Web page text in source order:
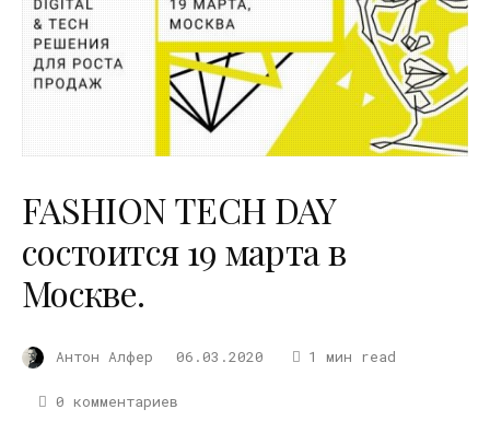
FASHION TECH DAY
состоится 19 марта в
Москве.
Антон Алфер 06.03.2020 1 мин read
0 комментариев